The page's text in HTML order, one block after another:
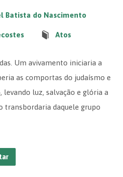
Batista do Nascimento
Atos
Um avivamento iniciaria a
as comportas do judaísmo e
levando luz, salvação e glória a
transbordaria daquele grupo